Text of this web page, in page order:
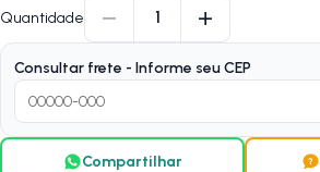
Quantidade − 1 +
Consultar frete - Informe seu CEP
Compartilhar